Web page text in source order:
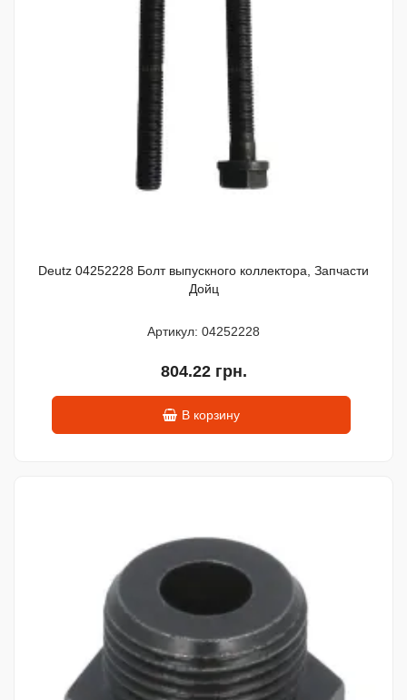
Deutz 04252228 Болт выпускного коллектора, Запчасти
Дойц
Артикул: 04252228
804.22 грн.
В корзину